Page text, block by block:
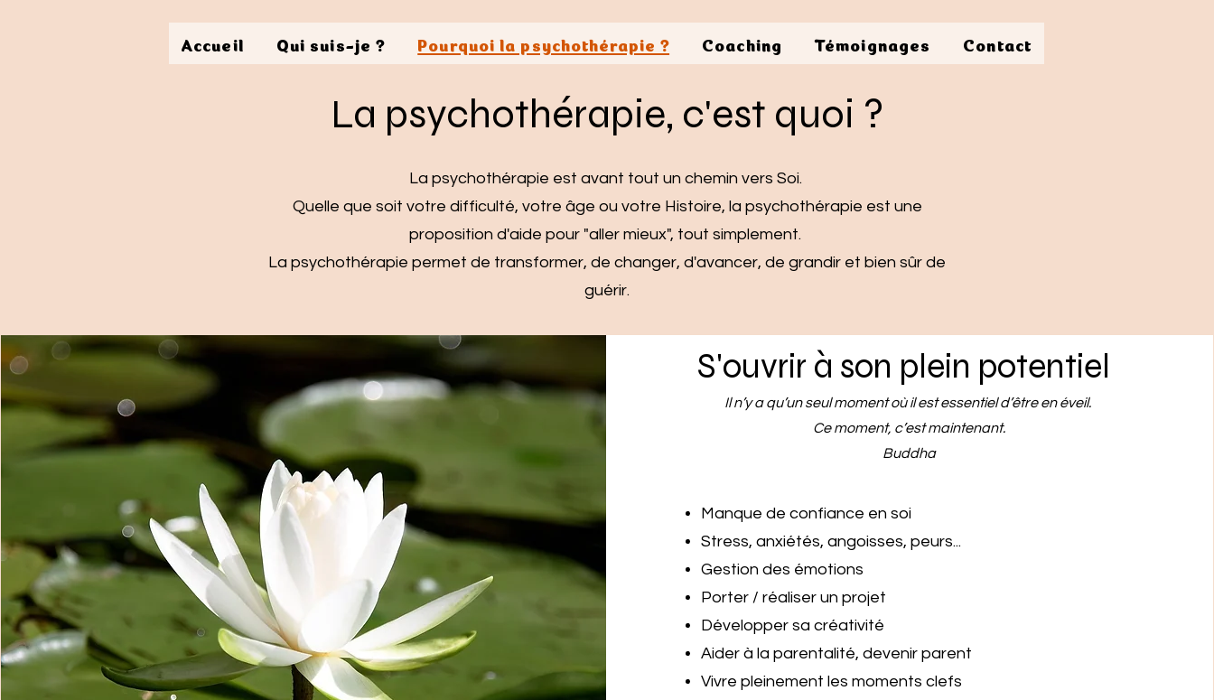
Accueil Qui suis-je ? Pourquoi la psychothérapie ? Coaching Témoignages Contact
La psychothérapie, c'est quoi ?
La psychothérapie est avant tout un chemin vers Soi.
Quelle que soit votre difficulté, votre âge ou votre Histoire, la psychothérapie est une
proposition d'aide pour "aller mieux", tout simplement.
La psychothérapie permet de transformer, de changer, d'avancer, de grandir et bien sûr de
guérir.
S'ouvrir à son plein potentiel
Il n’y a qu’un seul moment où il est essentiel d’être en éveil.
Ce moment, c’est maintenant.
Buddha
Manque de confiance en soi
Stress, anxiétés, angoisses, peurs...
Gestion des émotions
Porter / réaliser un projet
Développer sa créativité
Aider à la parentalité, devenir parent
Vivre pleinement les moments clefs